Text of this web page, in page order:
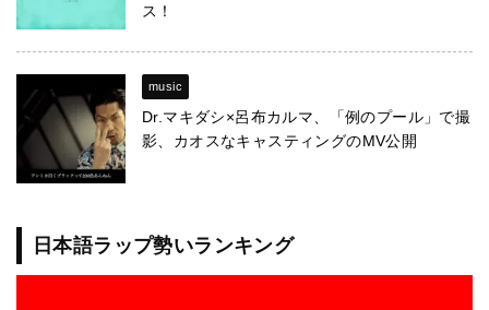
ス！
music
Dr.マキダシ×呂布カルマ、「例のプール」で撮
影、カオスなキャスティングのMV公開
日本語ラップ勢いランキング